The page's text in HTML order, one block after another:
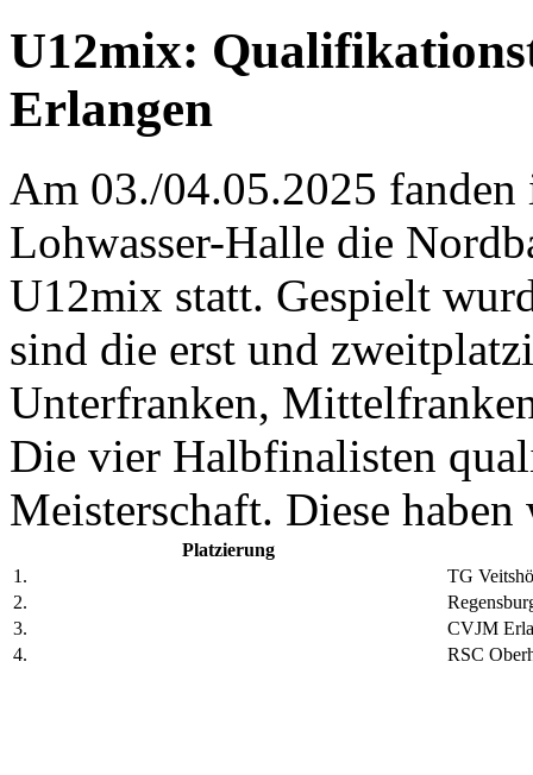
U12mix:
Erlangen
Am 03./04.05.2025
Lohwasser-Halle die
U12mix statt. Gespielt
sind die erst und
Unterfranken,
Die vier Halbfinalisten
Meisterschaft. Diese
Platzierung
1.
TG
2.
3.
CVJM
4.
RSC